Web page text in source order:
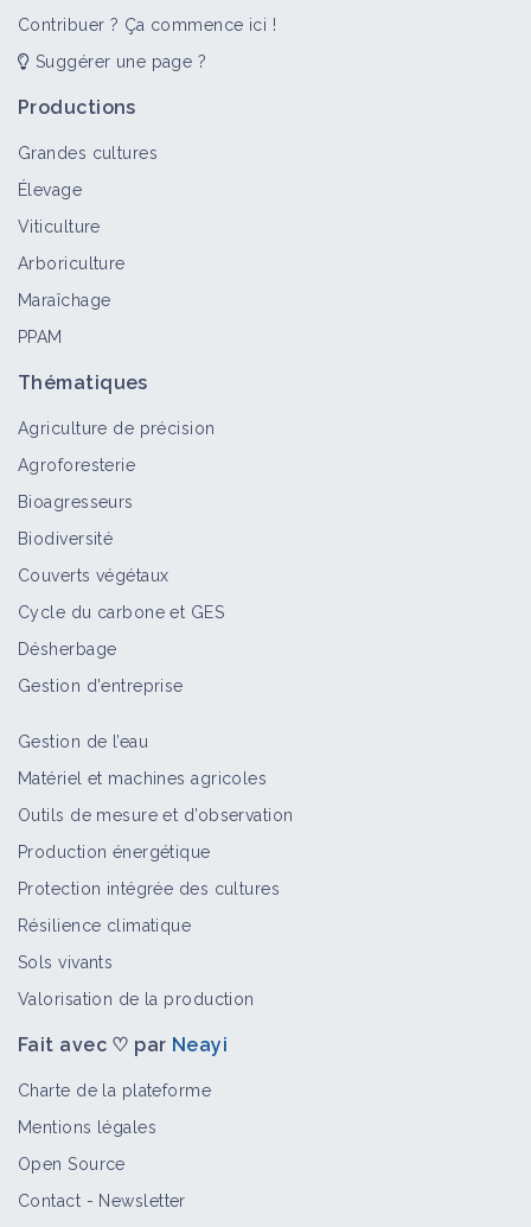
Contribuer ? Ça commence ici !
Suggérer une page ?
Productions
Grandes cultures
Élevage
Viticulture
Arboriculture
Maraîchage
PPAM
Thématiques
Agriculture de précision
Agroforesterie
Bioagresseurs
Biodiversité
Couverts végétaux
Cycle du carbone et GES
Désherbage
Gestion d'entreprise
Gestion de l’eau
Matériel et machines agricoles
Outils de mesure et d’observation
Production énergétique
Protection intégrée des cultures
Résilience climatique
Sols vivants
Valorisation de la production
Fait avec ♡ par Neayi
Charte de la plateforme
Mentions légales
Open Source
Contact - Newsletter